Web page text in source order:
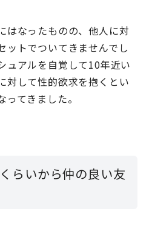
はなったものの、他人に対
ットでついてきませんでし
ュアルを自覚して10年近い
対して性的欲求を抱くとい
てきました。
らいから仲の良い友